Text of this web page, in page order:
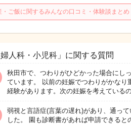
・ご飯に関するみんなの口コミ・体験談まとめ
人科・小児科」に関する質問
秋田市で、つわりがひどかった場合にし
ています。 以前の妊娠でつわりがかなり
経験があります。次の妊娠を考えている
弱視と言語症(言葉の遅れ)があり、通っ
した。 園も診断書があれば申請できると